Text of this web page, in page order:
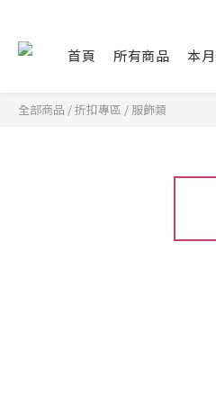
首頁 所有商品 本
全部商品 /折扣專區 / 服飾類